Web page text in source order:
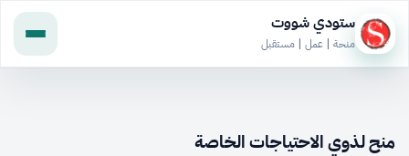
ستودي شووت
منحة | عمل | مستقبل
منح لذوي الاحتياجات الخاصة